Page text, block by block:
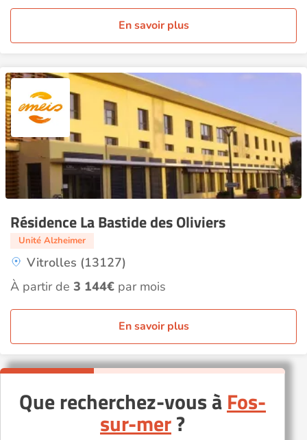
En savoir plus
Résidence La Bastide des Oliviers
Unité Alzheimer
Vitrolles (13127)
À partir de 3 144€ par mois
En savoir plus
Que recherchez-vous àFos-
sur-mer?